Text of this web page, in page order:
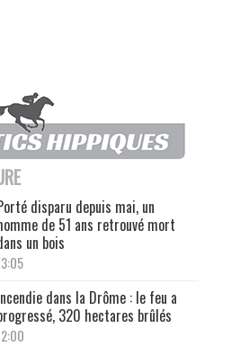
disparu depuis mai, un
de 51 ans retrouvé mort
un bois
dans la Drôme : le feu a
320 hectares brûlés